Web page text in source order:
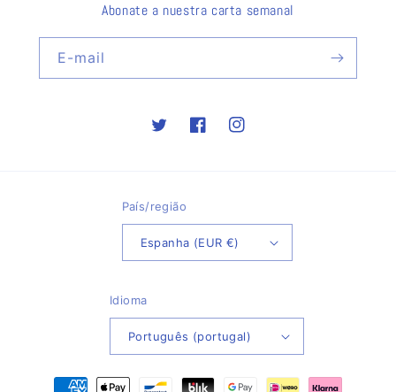
Abonate a nuestra carta semanal
E-mail
TwitterFacebookInstagram
País/região
Espanha (EUR €)
Idioma
Português (portugal)
Métodos